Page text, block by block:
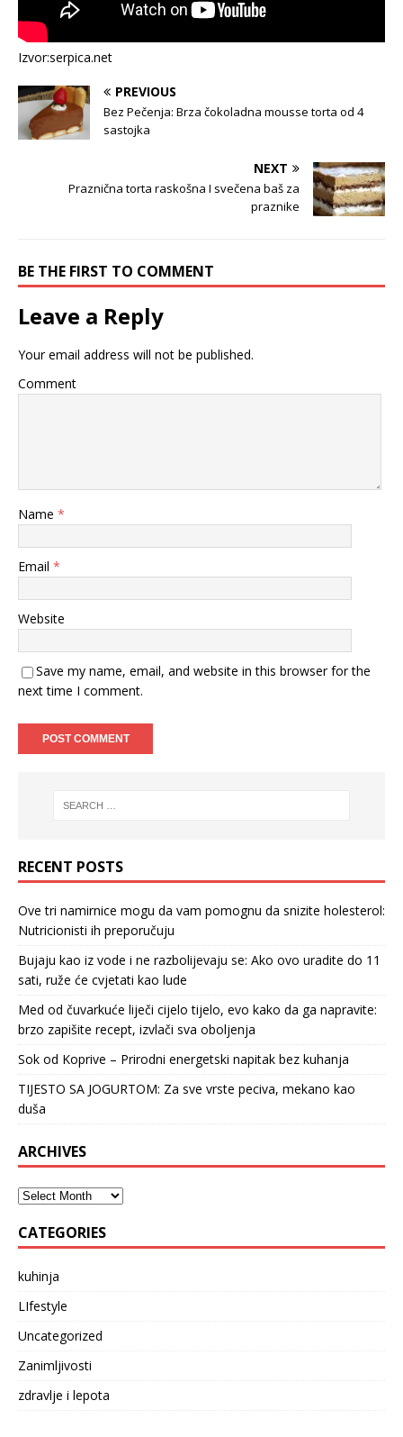
Izvor:serpica.net
PREVIOUS
Bez Pečenja: Brza čokoladna mousse torta od 4
sastojka
NEXT
Praznična torta raskošna I svečena baš za
praznike
BE THE FIRST TO COMMENT
Leave a Reply
Your email address will not be published.
Comment
Name *
Email *
Website
Save my name, email, and website in this browser for the
next time I comment.
RECENT POSTS
Ove tri namirnice mogu da vam pomognu da snizite holesterol:
Nutricionisti ih preporučuju
Bujaju kao iz vode i ne razbolijevaju se: Ako ovo uradite do 11
sati, ruže će cvjetati kao lude
Med od čuvarkuće liječi cijelo tijelo, evo kako da ga napravite:
brzo zapišite recept, izvlači sva oboljenja
Sok od Koprive – Prirodni energetski napitak bez kuhanja
TIJESTO SA JOGURTOM: Za sve vrste peciva, mekano kao
duša
ARCHIVES
CATEGORIES
kuhinja
LIfestyle
Uncategorized
Zanimljivosti
zdravlje i lepota